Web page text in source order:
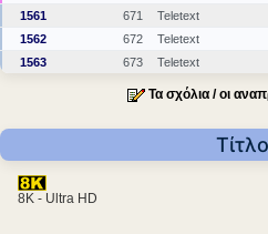
1561 671 Teletext
1562
672 Teletext
1563
673 Teletext
Τα σχόλια / οι
8K - Ultra HD